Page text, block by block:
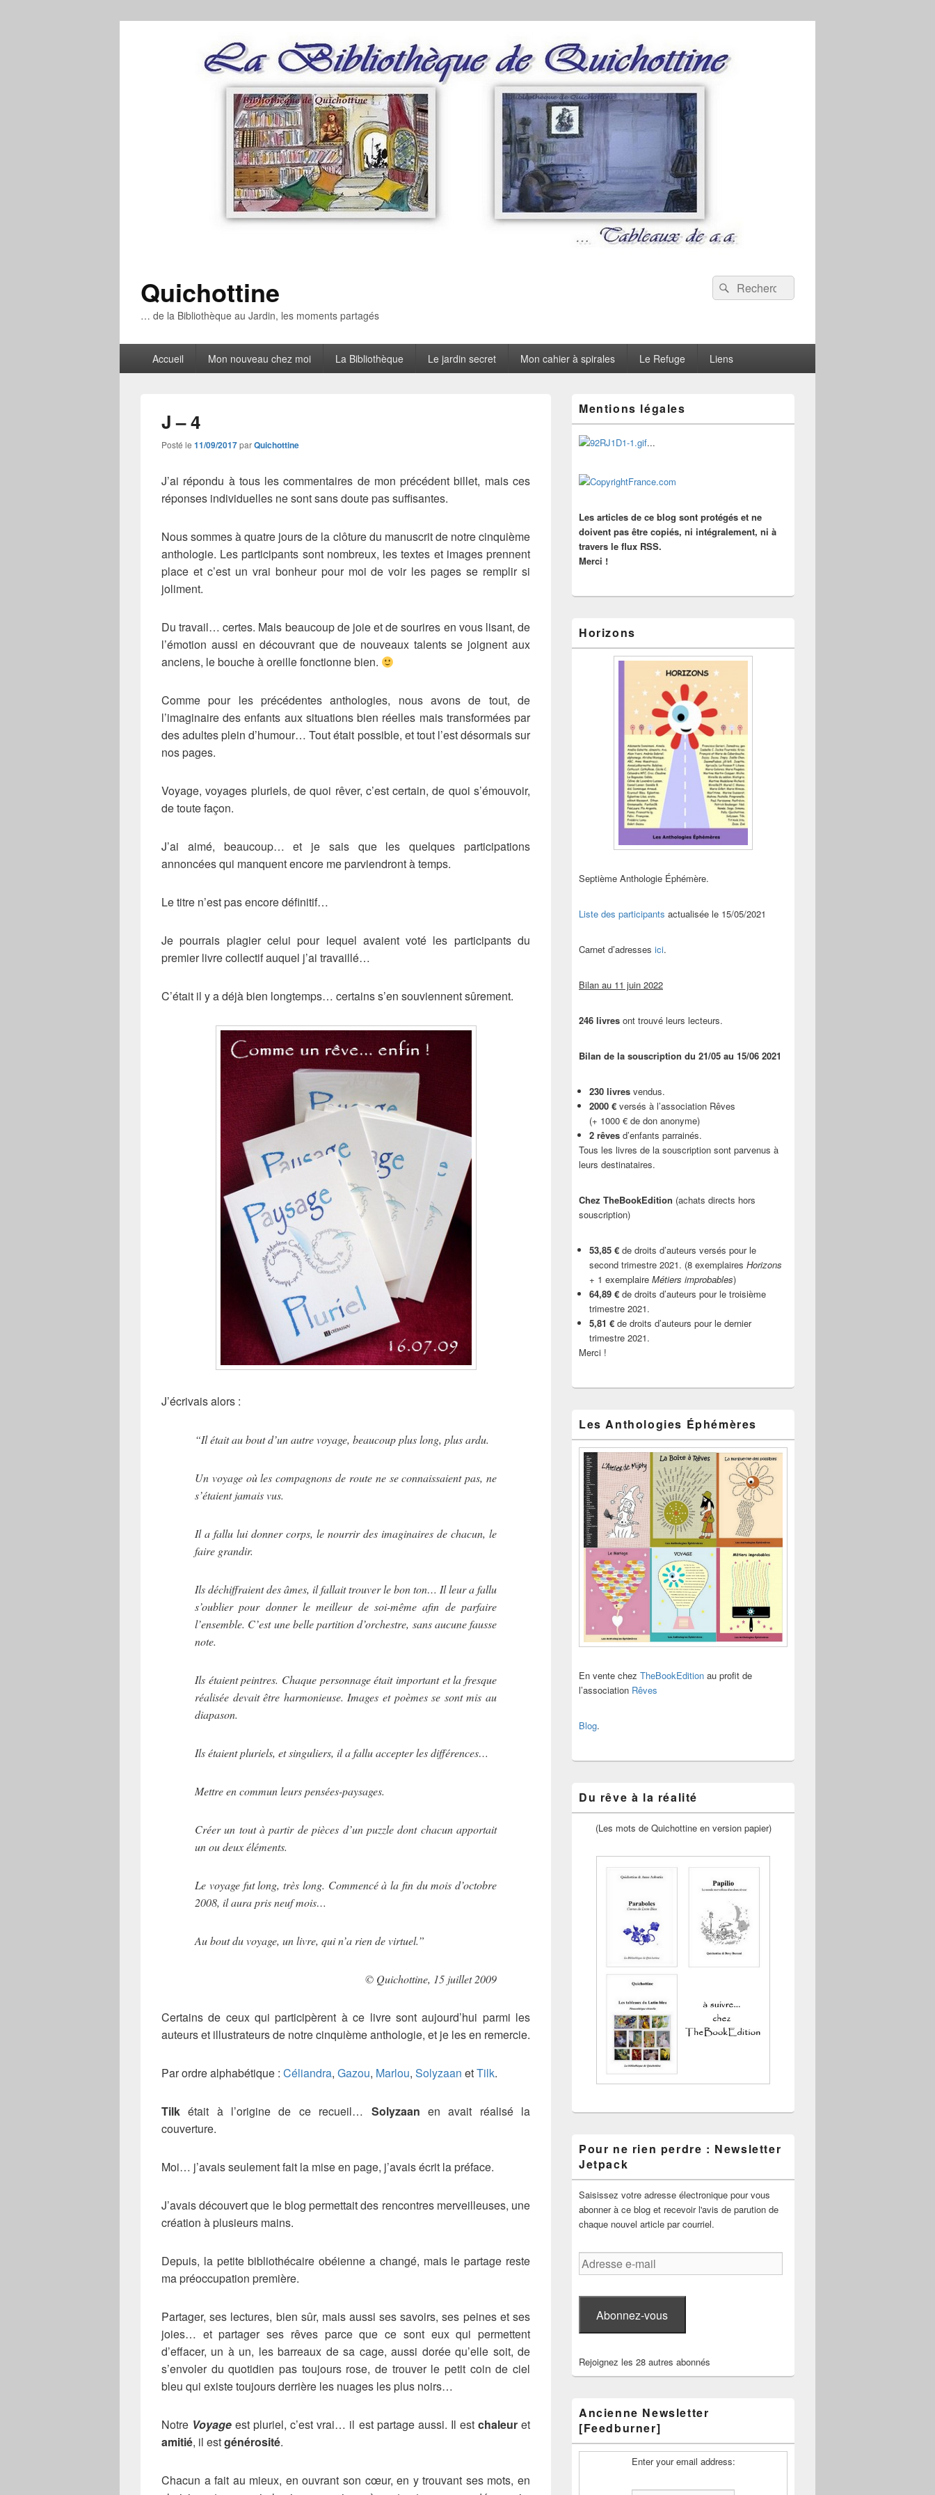
Quichottine
… de la Bibliothèque au Jardin, les moments partagés
Recherche :
Rechercher
principalAccueil Mon nouveau chez moi La Bibliothèque Le jardin secret Mon cahier à spirales Le Refuge Liens
J – 4
Posté le 11/09/2017parQuichottine
J’ai répondu à tous les commentaires de mon précédent billet, mais ces
réponses individuelles ne sont sans doute pas suffisantes.
Nous sommes à quatre jours de la clôture du manuscrit de notre cinquième
anthologie. Les participants sont nombreux, les textes et images prennent
place et c’est un vrai bonheur pour moi de voir les pages se remplir si
joliment.
Du travail… certes. Mais beaucoup de joie et de sourires en vous lisant, de
l’émotion aussi en découvrant que de nouveaux talents se joignent aux
anciens, le bouche à oreille fonctionne bien.
Comme pour les précédentes anthologies, nous avons de tout, de
l’imaginaire des enfants aux situations bien réelles mais transformées par
des adultes plein d’humour… Tout était possible, et tout l’est désormais sur
nos pages.
Voyage, voyages pluriels, de quoi rêver, c’est certain, de quoi s’émouvoir,
de toute façon.
J’ai aimé, beaucoup… et je sais que les quelques participations
annoncées qui manquent encore me parviendront à temps.
Le titre n’est pas encore définitif…
Je pourrais plagier celui pour lequel avaient voté les participants du
premier livre collectif auquel j’ai travaillé…
C’était il y a déjà bien longtemps… certains s’en souviennent sûrement.
J’écrivais alors :
“Il était au bout d’un autre voyage, beaucoup plus long, plus ardu.
Un voyage où les compagnons de route ne se connaissaient pas, ne
s’étaient jamais vus.
Il a fallu lui donner corps, le nourrir des imaginaires de chacun, le
faire grandir.
Ils déchiffraient des âmes, il fallait trouver le bon ton… Il leur a fallu
s’oublier pour donner le meilleur de soi-même afin de parfaire
l’ensemble. C’est une belle partition d’orchestre, sans aucune fausse
note.
Ils étaient peintres. Chaque personnage était important et la fresque
réalisée devait être harmonieuse. Images et poèmes se sont mis au
diapason.
Ils étaient pluriels, et singuliers, il a fallu accepter les différences…
Mettre en commun leurs pensées-paysages.
Créer un tout à partir de pièces d’un puzzle dont chacun apportait
un ou deux éléments.
Le voyage fut long, très long. Commencé à la fin du mois d’octobre
2008, il aura pris neuf mois…
Au bout du voyage, un livre, qui n’a rien de virtuel.”
© Quichottine, 15 juillet 2009
Certains de ceux qui participèrent à ce livre sont aujourd’hui parmi les
auteurs et illustrateurs de notre cinquième anthologie, et je les en remercie.
Par ordre alphabétique : Céliandra, Gazou, Marlou, Solyzaan etTilk.
Tilk était à l’origine de ce recueil… Solyzaan en avait réalisé la
couverture.
Moi… j’avais seulement fait la mise en page, j’avais écrit la préface.
J’avais découvert que le blog permettait des rencontres merveilleuses, une
création à plusieurs mains.
Depuis, la petite bibliothécaire obéienne a changé, mais le partage reste
ma préoccupation première.
Partager, ses lectures, bien sûr, mais aussi ses savoirs, ses peines et ses
joies… et partager ses rêves parce que ce sont eux qui permettent
d’effacer, un à un, les barreaux de sa cage, aussi dorée qu’elle soit, de
s’envoler du quotidien pas toujours rose, de trouver le petit coin de ciel
bleu qui existe toujours derrière les nuages les plus noirs…
Notre Voyage est pluriel, c’est vrai… il est partage aussi. Il est chaleuret
amitié, il estgénérosité.
Chacun a fait au mieux, en ouvrant son cœur, en y trouvant ses mots, en
principale
de
widget
pour
barre
latérale
Mentions légales
...
Les articles de ce blog sont protégés et ne
doivent pas être copiés, ni intégralement, ni à
travers le flux RSS.
Merci !
Horizons
Septième Anthologie Éphémère.
Liste des participants actualisée le 15/05/2021
Carnet d’adresses ici.
Bilan au 11 juin 2022
246 livres ont trouvé leurs lecteurs.
Bilan de la souscription du 21/05 au 15/06 2021
230 livres vendus.
2000 € versés à l’association Rêves
(+ 1000 € de don anonyme)
2 rêves d’enfants parrainés.
Tous les livres de la souscription sont parvenus à
leurs destinataires.
Chez TheBookEdition (achats directs hors
souscription)
53,85 € de droits d’auteurs versés pour le
second trimestre 2021. (8 exemplaires Horizons
+ 1 exemplaire Métiers improbables)
64,89 € de droits d’auteurs pour le troisième
trimestre 2021.
5,81 € de droits d’auteurs pour le dernier
trimestre 2021.
Merci !
Les Anthologies Éphémères
En vente chez TheBookEdition au profit de
l’association Rêves
Blog.
Du rêve à la réalité
(Les mots de Quichottine en version papier)
Pour ne rien perdre : Newsletter
Jetpack
Saisissez votre adresse électronique pour vous
abonner à ce blog et recevoir l'avis de parution de
chaque nouvel article par courriel.
Adresse
e-
Abonnez-vous
Rejoignez les 28 autres abonnés
Ancienne Newsletter
[Feedburner]
Enter your email address: